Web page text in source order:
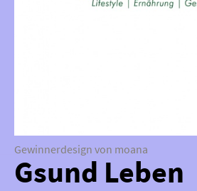
Gewinnerdesign von moana
Gsund Leben